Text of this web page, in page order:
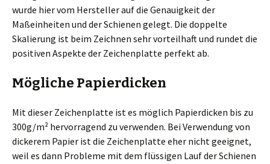
wurde hier vom Hersteller auf die Genauigkeit der
Maßeinheiten und der Schienen gelegt. Die doppelte
Skalierung ist beim Zeichnen sehr vorteilhaft und rundet die
positiven Aspekte der Zeichenplatte perfekt ab.
Mögliche Papierdicken
Mit dieser Zeichenplatte ist es möglich Papierdicken bis zu
300g/m² hervorragend zu verwenden. Bei Verwendung von
dickerem Papier ist die Zeichenplatte eher nicht geeignet,
weil es dann Probleme mit dem flüssigen Lauf der Schienen